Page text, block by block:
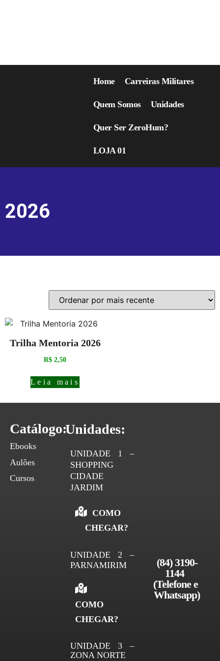
Home Carreiras Militares
Quem Somos Unidades
Quer Ser ZeroHum?
LOJA 01
2026
Trilha Mentoria 2026
R$ 2,50
Leia mais
Catálogo:
Ebooks
Aulões
Cursos
Unidades:
UNIDADE 1 –
SHOPPING
CIDADE
JARDIM
COMO
CHEGAR?
UNIDADE 2 –
PARNAMIRIM
COMO
CHEGAR?
UNIDADE 3 –
ZONA NORTE
(84) 3190-
1144
(Telefone e
Whatsapp)